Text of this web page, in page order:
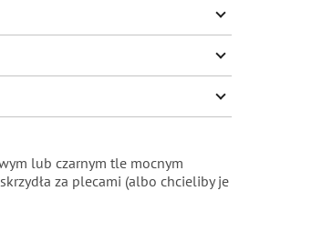
lub czarnym tle mocnym
za plecami (albo chcieliby je